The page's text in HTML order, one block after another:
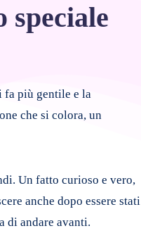
speciale
fa più gentile e la
che si colora, un
Un fatto curioso e vero,
anche dopo essere stati
di andare avanti.